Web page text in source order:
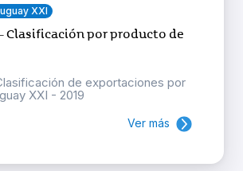
XXI
Clasificación por producto de
de exportaciones por
XXI - 2019
Ver más